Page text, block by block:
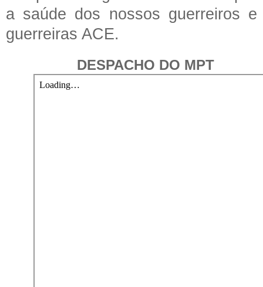
a saúde dos nossos guerreiros e
guerreiras ACE.
DESPACHO DO MPT